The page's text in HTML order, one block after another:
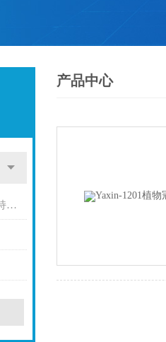
YX-flux 手持表型系列（手持式植生表型速测系统）
产品中心